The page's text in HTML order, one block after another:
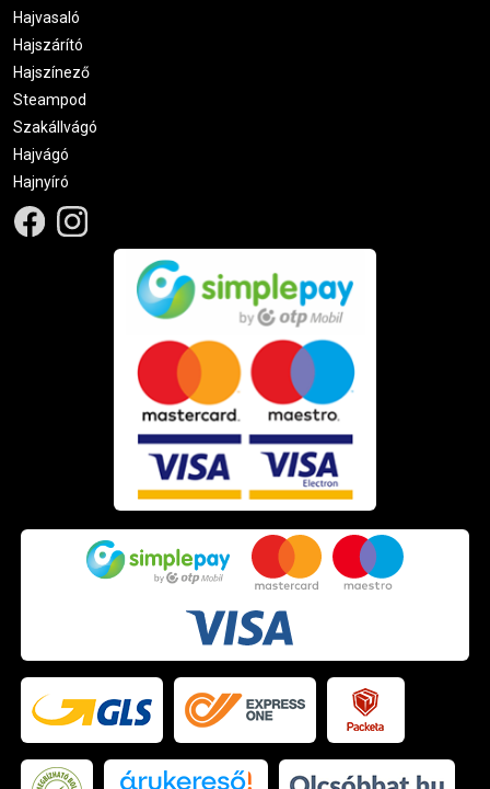
Hajvasaló
Hajszárító
Hajszínező
Steampod
Szakállvágó
Hajvágó
Hajnyíró